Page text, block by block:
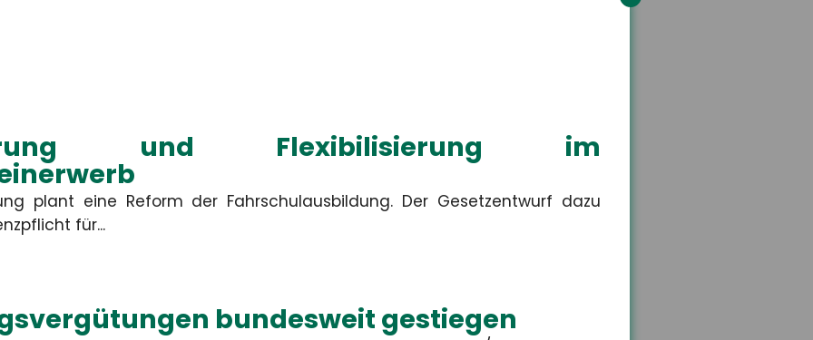
und Flexibilisierung im
plant eine Reform der Fahrschulausbildung. Der Gesetzentwurf dazu
für...
bundesweit gestiegen
aus Unterwellenborn
Ihren individuellen privaten und betrieblichen Versicherungsschutz.